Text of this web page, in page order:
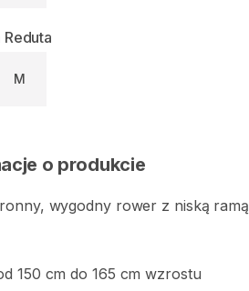
Reduta
M
o produkcie
​,​ wygodny rower z niską ramą
150 cm do 165 cm wzrostu